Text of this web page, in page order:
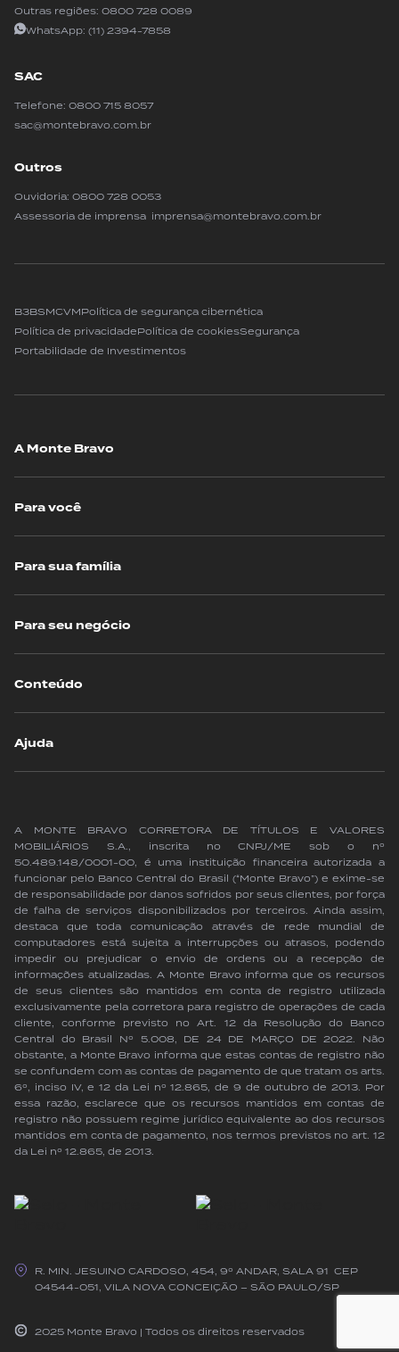
Outras regiões: 0800 728 0089
WhatsApp: (11) 2394-7858
SAC
Telefone: 0800 715 8057
sac@montebravo.com.br
Outros
Ouvidoria: 0800 728 0053
Assessoria de imprensa imprensa@montebravo.com.br
B3BSMCVMPolítica de segurança cibernética
Política de privacidadePolítica de cookiesSegurança
Portabilidade de Investimentos
A Monte Bravo
Para você
Para sua família
Para seu negócio
Conteúdo
Ajuda
A MONTE BRAVO CORRETORA DE TÍTULOS E VALORES
MOBILIÁRIOS S.A., inscrita no CNPJ/ME sob o nº
50.489.148/0001-00, é uma instituição financeira autorizada a
funcionar pelo Banco Central do Brasil (“Monte Bravo”) e exime-se
de responsabilidade por danos sofridos por seus clientes, por força
de falha de serviços disponibilizados por terceiros. Ainda assim,
destaca que toda comunicação através de rede mundial de
computadores está sujeita a interrupções ou atrasos, podendo
impedir ou prejudicar o envio de ordens ou a recepção de
informações atualizadas. A Monte Bravo informa que os recursos
de seus clientes são mantidos em conta de registro utilizada
exclusivamente pela corretora para registro de operações de cada
cliente, conforme previsto no Art. 12 da Resolução do Banco
Central do Brasil Nº 5.008, DE 24 DE MARÇO DE 2022. Não
obstante, a Monte Bravo informa que estas contas de registro não
se confundem com as contas de pagamento de que tratam os arts.
6º, inciso IV, e 12 da Lei nº 12.865, de 9 de outubro de 2013. Por
essa razão, esclarece que os recursos mantidos em contas de
registro não possuem regime jurídico equivalente ao dos recursos
mantidos em conta de pagamento, nos termos previstos no art. 12
da Lei nº 12.865, de 2013.
R. MIN. JESUINO CARDOSO, 454, 9º ANDAR, SALA 91 CEP
04544-051, VILA NOVA CONCEIÇÃO – SÃO PAULO/SP
2025 Monte Bravo | Todos os direitos reservados